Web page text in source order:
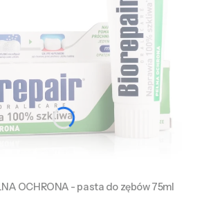
OCHRONA - pasta do zębów 75ml